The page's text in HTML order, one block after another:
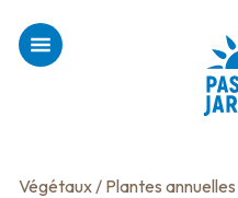
Végétaux/ Plantes annuelles